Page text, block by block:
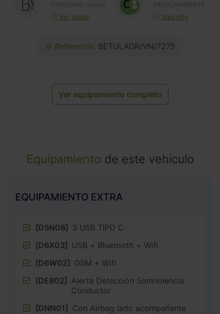
CONSUMO
(MEDIO)
Ver todos
MEDIOAMBIENTE
Más info
Referencia: BETULAOR/VN/7275
Ver equipamiento completo
Equipamiento de este vehículo
EQUIPAMIENTO EXTRA
[D5N08] 3 USB TIPO C
[D6X03] USB + Bluetooth + Wifi
[D6W02] GSM + Wifi
[DE802] Alerta Detección Somnolencia
Conductor
[DNN01] Con Airbag lado acompañante